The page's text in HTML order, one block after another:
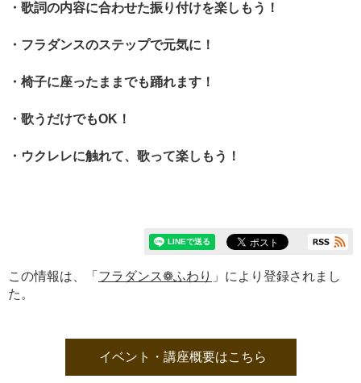
・歌詞の内容に合わせた振り付けを楽しもう！
・フラダンスのステップで元気に！
・椅子に座ったままでも踊れます！
・歌うだけでもOK！
・ウクレレに触れて、歌って楽しもう！
この情報は、「 フラダンス❁ふわり 」により登録されまし
た。
イベント・講座概要はこちら